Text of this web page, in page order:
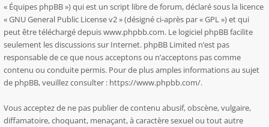
« Équipes phpBB ») qui est un script libre de forum, déclaré sous la licence
«GNU General Public License v2» (désigné ci-après par « GPL ») et qui
peut être téléchargé depuiswww.phpbb.com. Le logiciel phpBB facilite
seulement les discussions sur Internet. phpBB Limited n’est pas
responsable de ce que nous acceptons ou n’acceptons pas comme
contenu ou conduite permis. Pour de plus amples informations au sujet
de phpBB, veuillez consulter : https://www.phpbb.com/.
Vous acceptez de ne pas publier de contenu abusif, obscène, vulgaire,
diffamatoire, choquant, menaçant, à caractère sexuel ou tout autre